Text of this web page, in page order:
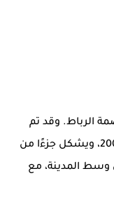
الرباط. وقد تم
بناؤه في عام 1983، وتم تجديده في عام 2000، ويشكل جزءًا من
بالقرب من وسط المدينة، مع